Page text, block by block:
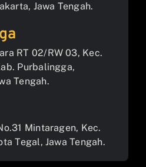
Jawa Tengah.
RT 02/RW 03, Kec.
Purbalingga,
Tengah.
Mintaragen, Kec.
Tegal, Jawa Tengah.